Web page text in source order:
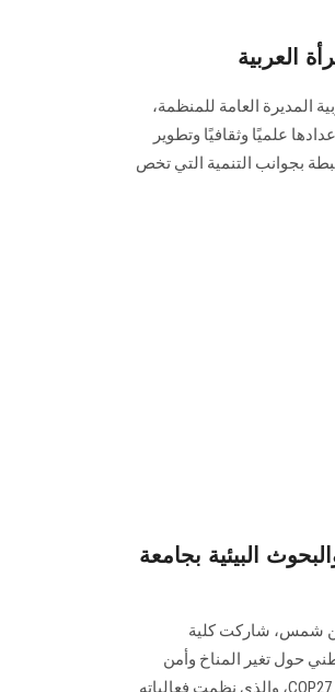
العربية
المديرة العامة للمنظمة،
علميًا وثقافيًا وتطوير
بجوانب التنمية التي تخص
البيئية بجامعة
شمس، شاركت كلية
حول تغير المناخ وأمن
التعليم"، وذلك ضمن الأعمال التحضيرية لمؤتمر تغير المناخ COP27، والذي نظمت فعالياته